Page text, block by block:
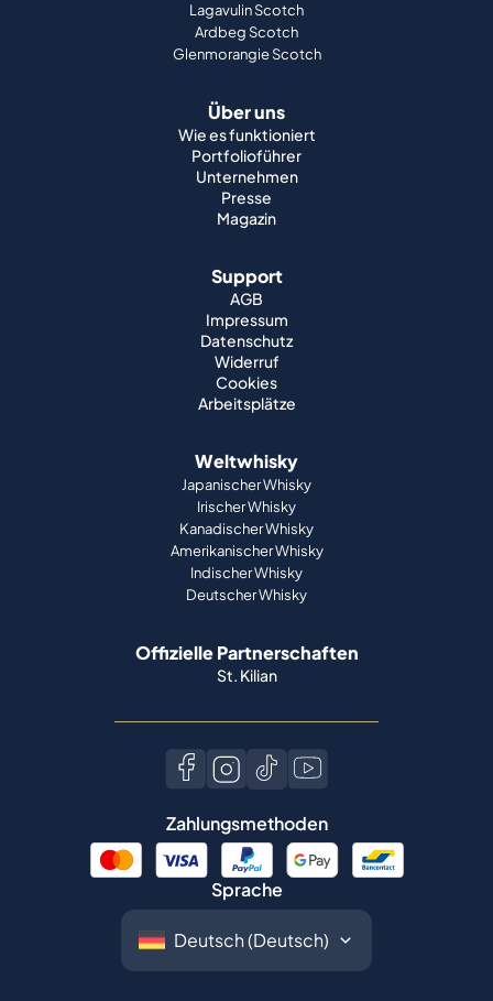
Lagavulin Scotch
Ardbeg Scotch
Glenmorangie Scotch
Über uns
Wie es funktioniert
Portfolioführer
Unternehmen
Presse
Magazin
Support
AGB
Impressum
Datenschutz
Widerruf
Cookies
Arbeitsplätze
Weltwhisky
Japanischer Whisky
Irischer Whisky
Kanadischer Whisky
Amerikanischer Whisky
Indischer Whisky
Deutscher Whisky
Offizielle Partnerschaften
St. Kilian
Zahlungsmethoden
Sprache